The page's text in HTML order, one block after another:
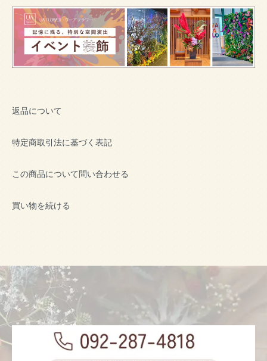
返品について
特定商取引法に基づく表記
この商品について問い合わせる
買い物を続ける